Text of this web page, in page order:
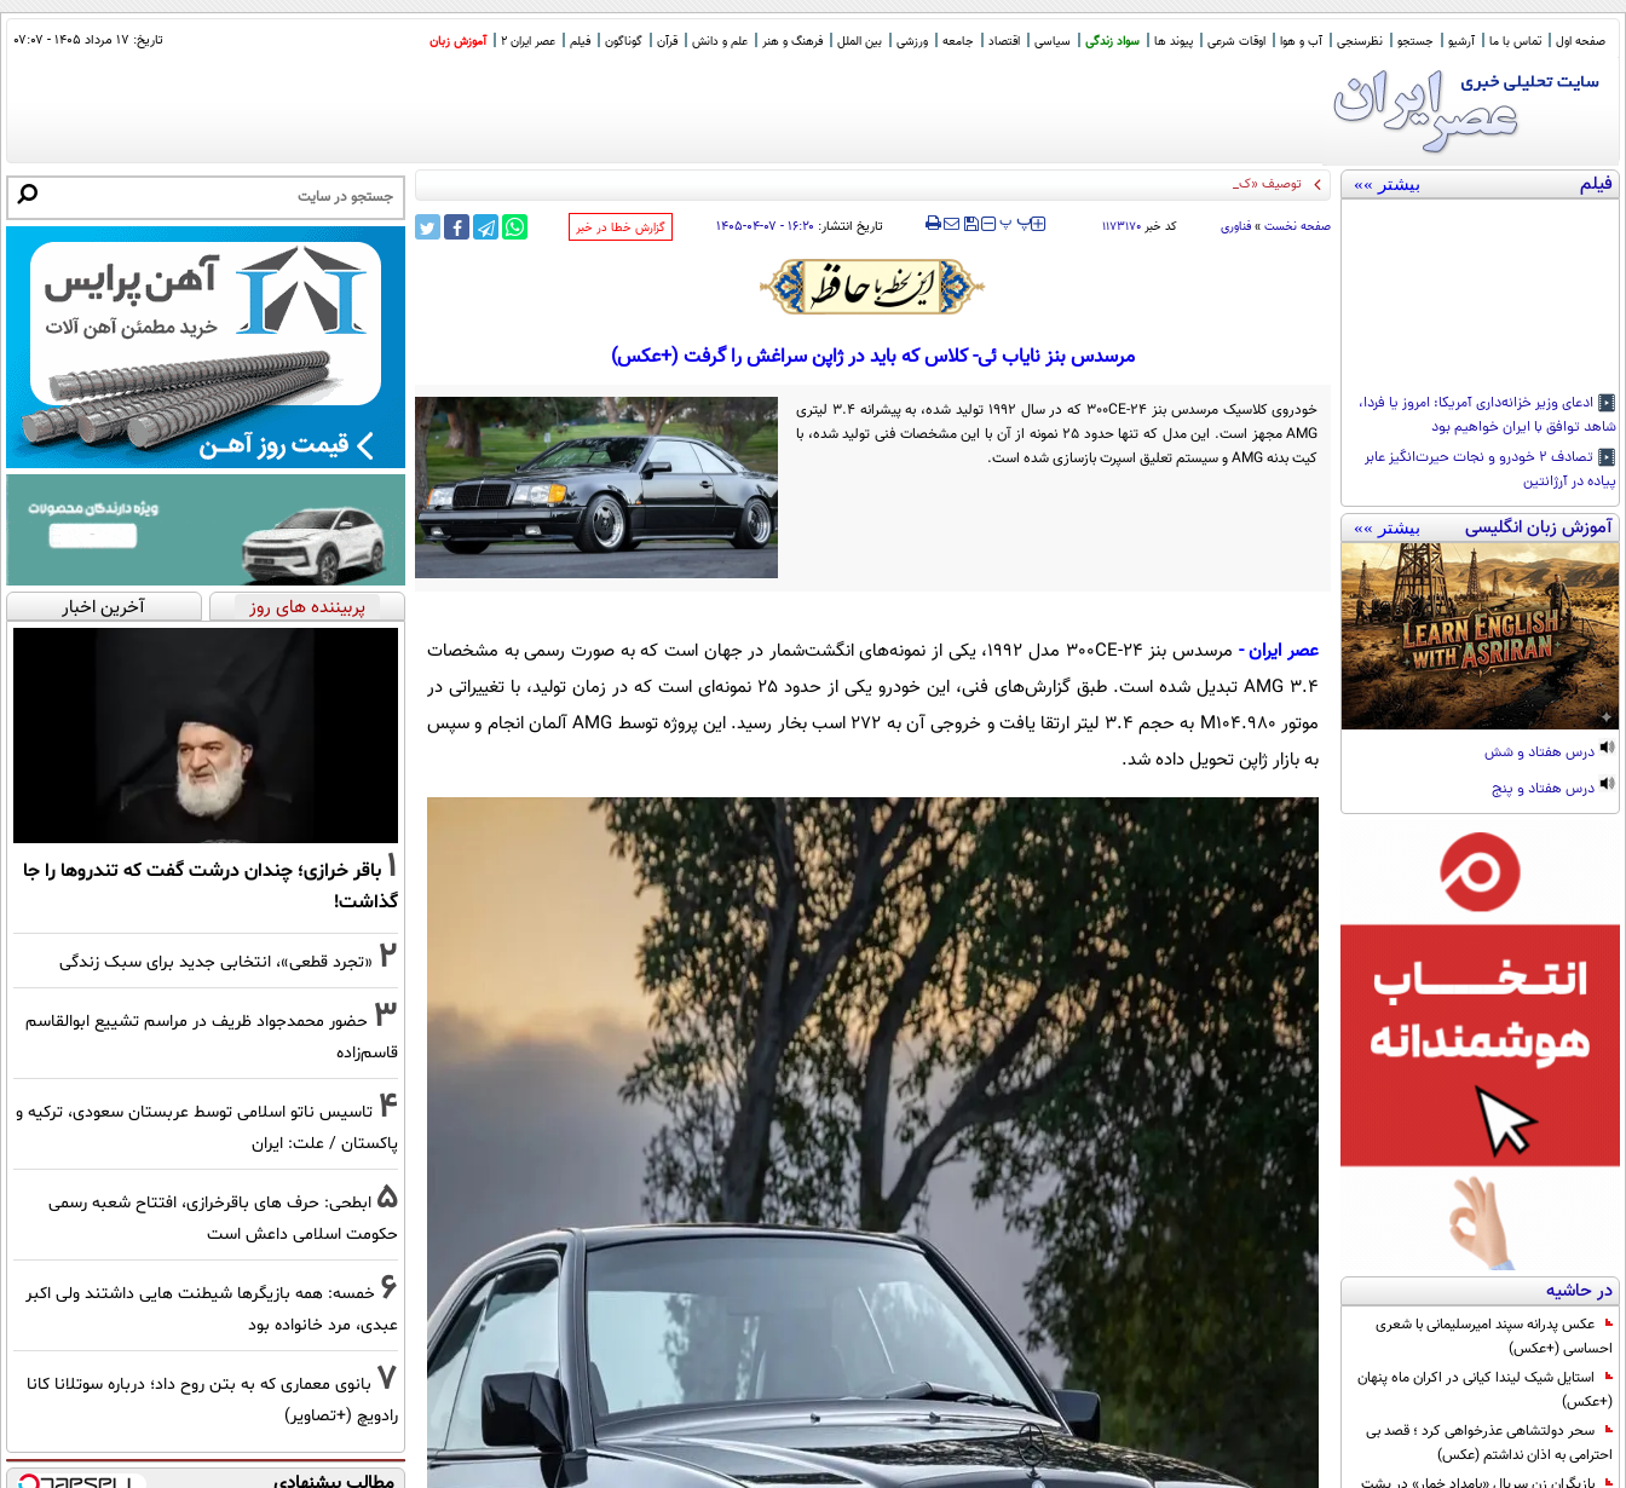
صفحه اول تماس با ما آرشیو جستجو نظرسنجی آب و هوا اوقات شرعی پیوند ها سواد زندگی سیاسی اقتصاد جامعه ورزشی بین الملل فرهنگ و هنر علم و دانش قرآن گوناگون فیلم عصر ایران 2 آموزش زبان تاریخ: ۱۷ مرداد ۱۴۰۵ - ۰۷:۰۷
فیلم بیشتر »»
ادعای وزیر خزانه‌داری آمریکا: امروز یا فردا،
شاهد توافق با ایران خواهیم بود
تصادف ۲ خودرو و نجات حیر‌ت‌انگیز عابر
پیاده در آرژانتین
آموزش زبان انگلیسی بیشتر »»
درس هفتاد و شش
درس هفتاد و پنج
در حاشیه
عکس پدرانه سپند امیرسلیمانی با شعری
احساسی (+عکس)
استایل شیک لیندا کیانی در اکران ماه پنهان
(+عکس)
سحر دولتشاهی عذرخواهی کرد ؛ قصد بی
احترامی به اذان نداشتم (عکس)
توصیف «کمیل خجسته باقرزاده» از راهبردهای رهبری در
صفحه نخست » فناوری کد خبر۱۱۷۳۱۷۰ ‍‍‍ پ پ تاریخ انتشار: ۱۶:۲۰ - ۰۷-۰۴-۱۴۰۵ ‌گزارش خطا در خبر
مرسدس بنز نایاب ئی- کلاس که باید در ژاپن سراغش را گرفت (+عکس)
خودروی کلاسیک مرسدس بنز 300CE-24 که در سال 1992 تولید شده، به پیشرانه 3.4 لیتری
AMG مجهز است. این مدل که تنها حدود 25 نمونه از آن با این مشخصات فنی تولید شده، با
کیت بدنه AMG و سیستم تعلیق اسپرت بازسازی شده است.
عصر ایران -
مرسدس بنز 300CE-24 مدل 1992، یکی از نمونه‌های انگشت‌شمار در جهان است که به صورت رسمی به مشخصات
3.4 AMG تبدیل شده است. طبق گزارش‌های فنی، این خودرو یکی از حدود 25 نمونه‌ای است که در زمان تولید، با تغییراتی در
موتور M104.980 به حجم 3.4 لیتر ارتقا یافت و خروجی آن به 272 اسب بخار رسید. این پروژه توسط AMG آلمان انجام و سپس
به بازار ژاپن تحویل داده شد.
پربیننده های روز آخرین اخبار
1 باقر خرازی؛ چندان درشت گفت که تندروها را جا
گذاشت!
2 «تجرد قطعی»، انتخابی جدید برای سبک زندگی
3 حضور محمدجواد ظریف در مراسم تشییع ابوالقاسم
قاسم‌زاده
4 تاسیس ناتو اسلامی توسط عربستان سعودی، ترکیه و
پاکستان / علت: ایران
5 ابطحی: حرف های باقرخرازی، افتتاح شعبه رسمی
حکومت اسلامی داعش است
6 خمسه: همه بازیگرها شیطنت هایی داشتند ولی اکبر
عبدی، مرد خانواده بود
7 بانوی معماری که به بتن روح داد؛ درباره سوتلانا کانا
رادویچ (+تصاویر)